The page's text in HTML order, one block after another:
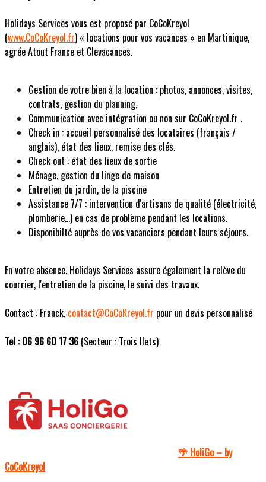
Holidays Services vous est proposé par CoCoKreyol
(www.CoCoKreyol.fr) « locations pour vos vacances » en Martinique,
agrée Atout France et Clevacances.
Gestion de votre bien à la location : photos, annonces, visites,
contrats, gestion du planning,
Communication avec intégration ou non sur CoCoKreyol.fr .
Check in : accueil personnalisé des locataires (français /
anglais), état des lieux, remise des clés.
Check out : état des lieux de sortie
Ménage, gestion du linge de maison
Entretien du jardin, de la piscine
Assistance 7/7 : intervention d'artisans de qualité (électricité,
plomberie...) en cas de problème pendant les locations.
Disponibilté auprès de vos vacanciers pendant leurs séjours.
En votre absence, Holidays Services assure également la relève du
courrier, l'entretien de la piscine, le suivi des travaux.
Contact : Franck, contact@CoCoKreyol.fr pour un devis personnalisé
Tel : 06 96 60 17 36 (Secteur : Trois Ilets)
🌴 HoliGo – by
CoCoKreyol